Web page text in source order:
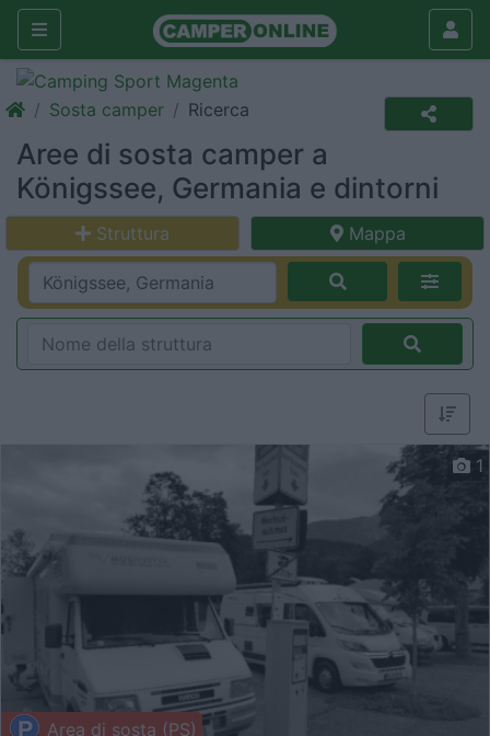
Sosta camper Ricerca
Aree di sosta camper a
Königssee, Germania e dintorni
Struttura Mappa
Area di sosta (PS)
1